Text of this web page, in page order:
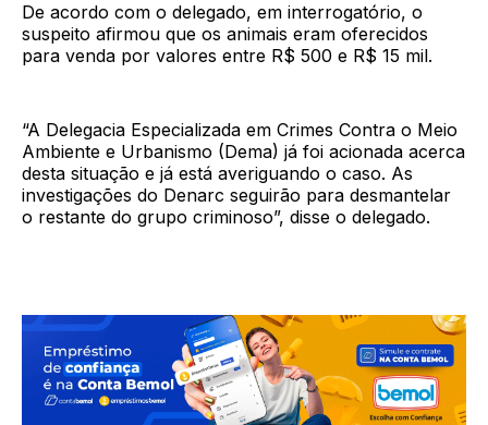
De acordo com o delegado, em interrogatório, o
suspeito afirmou que os animais eram oferecidos
para venda por valores entre R$ 500 e R$ 15 mil.
“A Delegacia Especializada em Crimes Contra o Meio
Ambiente e Urbanismo (Dema) já foi acionada acerca
desta situação e já está averiguando o caso. As
investigações do Denarc seguirão para desmantelar
o restante do grupo criminoso”, disse o delegado.